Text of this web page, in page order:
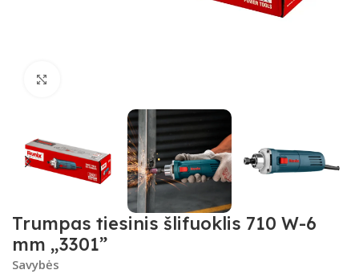
Trumpas tiesinis šlifuoklis 710 W-6
mm „3301”
Savybės